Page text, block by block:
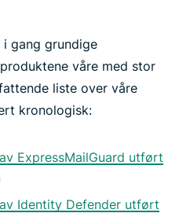
gang grundige
våre med stor
liste over våre
kronologisk:
ExpressMailGuard utført
Identity Defender utført